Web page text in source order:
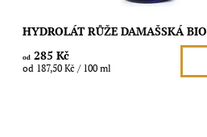
HYDROLÁT RŮŽE DAMAŠSKÁ BIO
od 285 Kč
od 187,50 Kč / 100 ml